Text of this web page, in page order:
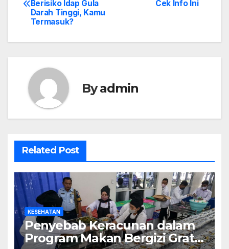
navigation
Cek Info Ini
Berisiko Idap Gula
Darah Tinggi, Kamu
Termasuk?
Byadmin
Related Post
KESEHATAN
Penyebab Keracunan dalam
Program Makan Bergizi Gratis